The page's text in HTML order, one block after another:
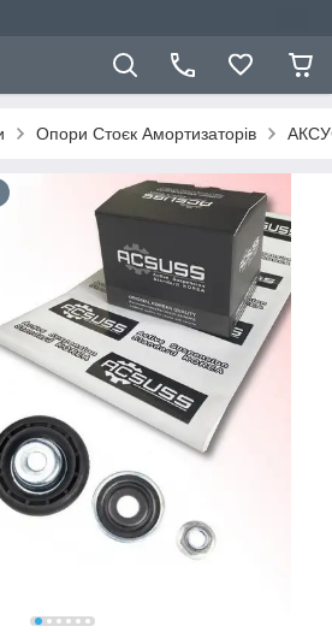
Опори Стоєк Амортизаторів